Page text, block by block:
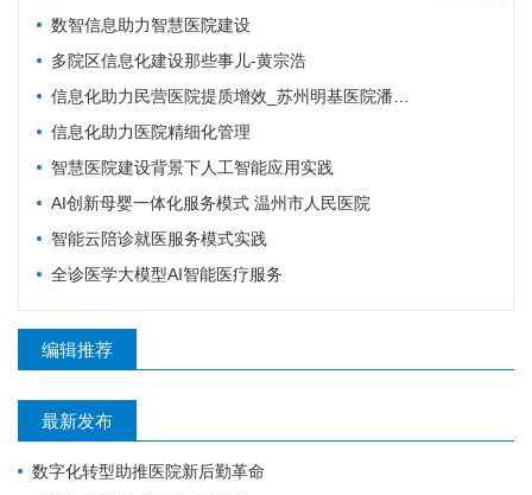
数智信息助力智慧医院建设
多院区信息化建设那些事儿-黄宗浩
信息化助力民营医院提质增效_苏州明基医院潘爱女
信息化助力医院精细化管理
智慧医院建设背景下人工智能应用实践
AI创新母婴一体化服务模式 温州市人民医院
智能云陪诊就医服务模式实践
全诊医学大模型AI智能医疗服务
编辑推荐
最新发布
数字化转型助推医院新后勤革命